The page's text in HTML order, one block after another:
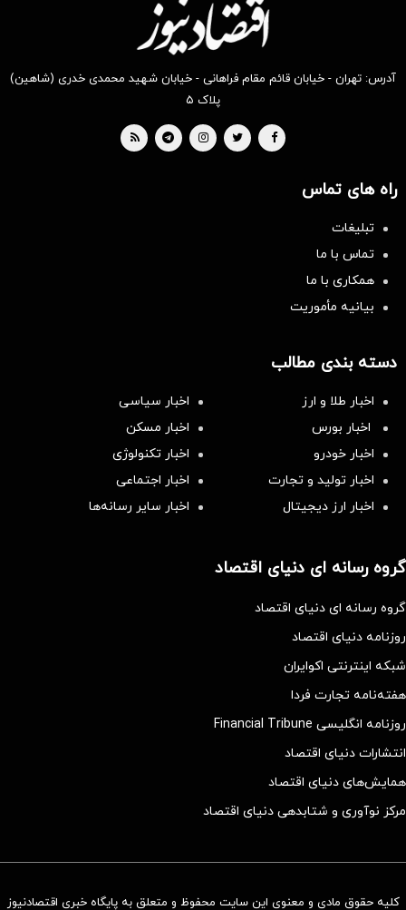
آدرس: تهران - خیابان قائم مقام فراهانی - خیابان شهید محمدی خدری (شاهین)
پلاک ۵
راه های تماس
تبلیغات
تماس با ما
همکاری با ما
بیانیه مأموریت
دسته بندی مطالب
اخبار طلا و ارز
اخبار سیاسی
اخبار بورس
اخبار مسکن
اخبار خودرو
اخبار تکنولوژی
اخبار تولید و تجارت
اخبار اجتماعی
اخبار ارز دیجیتال
اخبار سایر رسانه‌‌ها
گروه رسانه ای دنیای اقتصاد
گروه رسانه ای دنیای اقتصاد
روزنامه دنیای اقتصاد
شبکه اینترنتی اکوایران
هفته‌نامه تجارت فردا
روزنامه انگلیسی Financial Tribune
انتشارات دنیای اقتصاد
همایش‌های دنیای اقتصاد
مرکز نوآوری و شتابدهی دنیای اقتصاد
کلیه حقوق مادی و معنوی این سایت محفوظ و متعلق به پایگاه خبری اقتصادنیوز